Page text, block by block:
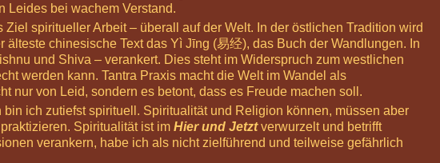
Leides bei wachem Verstand.
spiritueller Arbeit – überall auf der Welt. In der östlichen Tradition wird
chinesische Text das Yì Jīng (易经), das Buch der Wandlungen. In
und Shiva – verankert. Dies steht im Widerspruch zum westlichen
werden kann. Tantra Praxis macht die Welt im Wandel als
nur von Leid, sondern es betont, dass es Freude machen soll.
ich zutiefst spirituell. Spiritualität und Religion können, müssen aber
Spiritualität ist im Hier und Jetztverwurzelt und betrifft
verankern, habe ich als nicht zielführend und teilweise gefährlich